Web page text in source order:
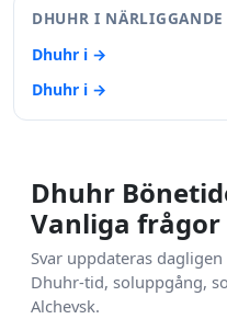
DHUHR I NÄRLIGGANDE
Dhuhr i →
Dhuhr i →
Dhuhr
Vanliga frågor
Svar uppdateras
Dhuhr-tid, soluppgång,
Alchevsk.